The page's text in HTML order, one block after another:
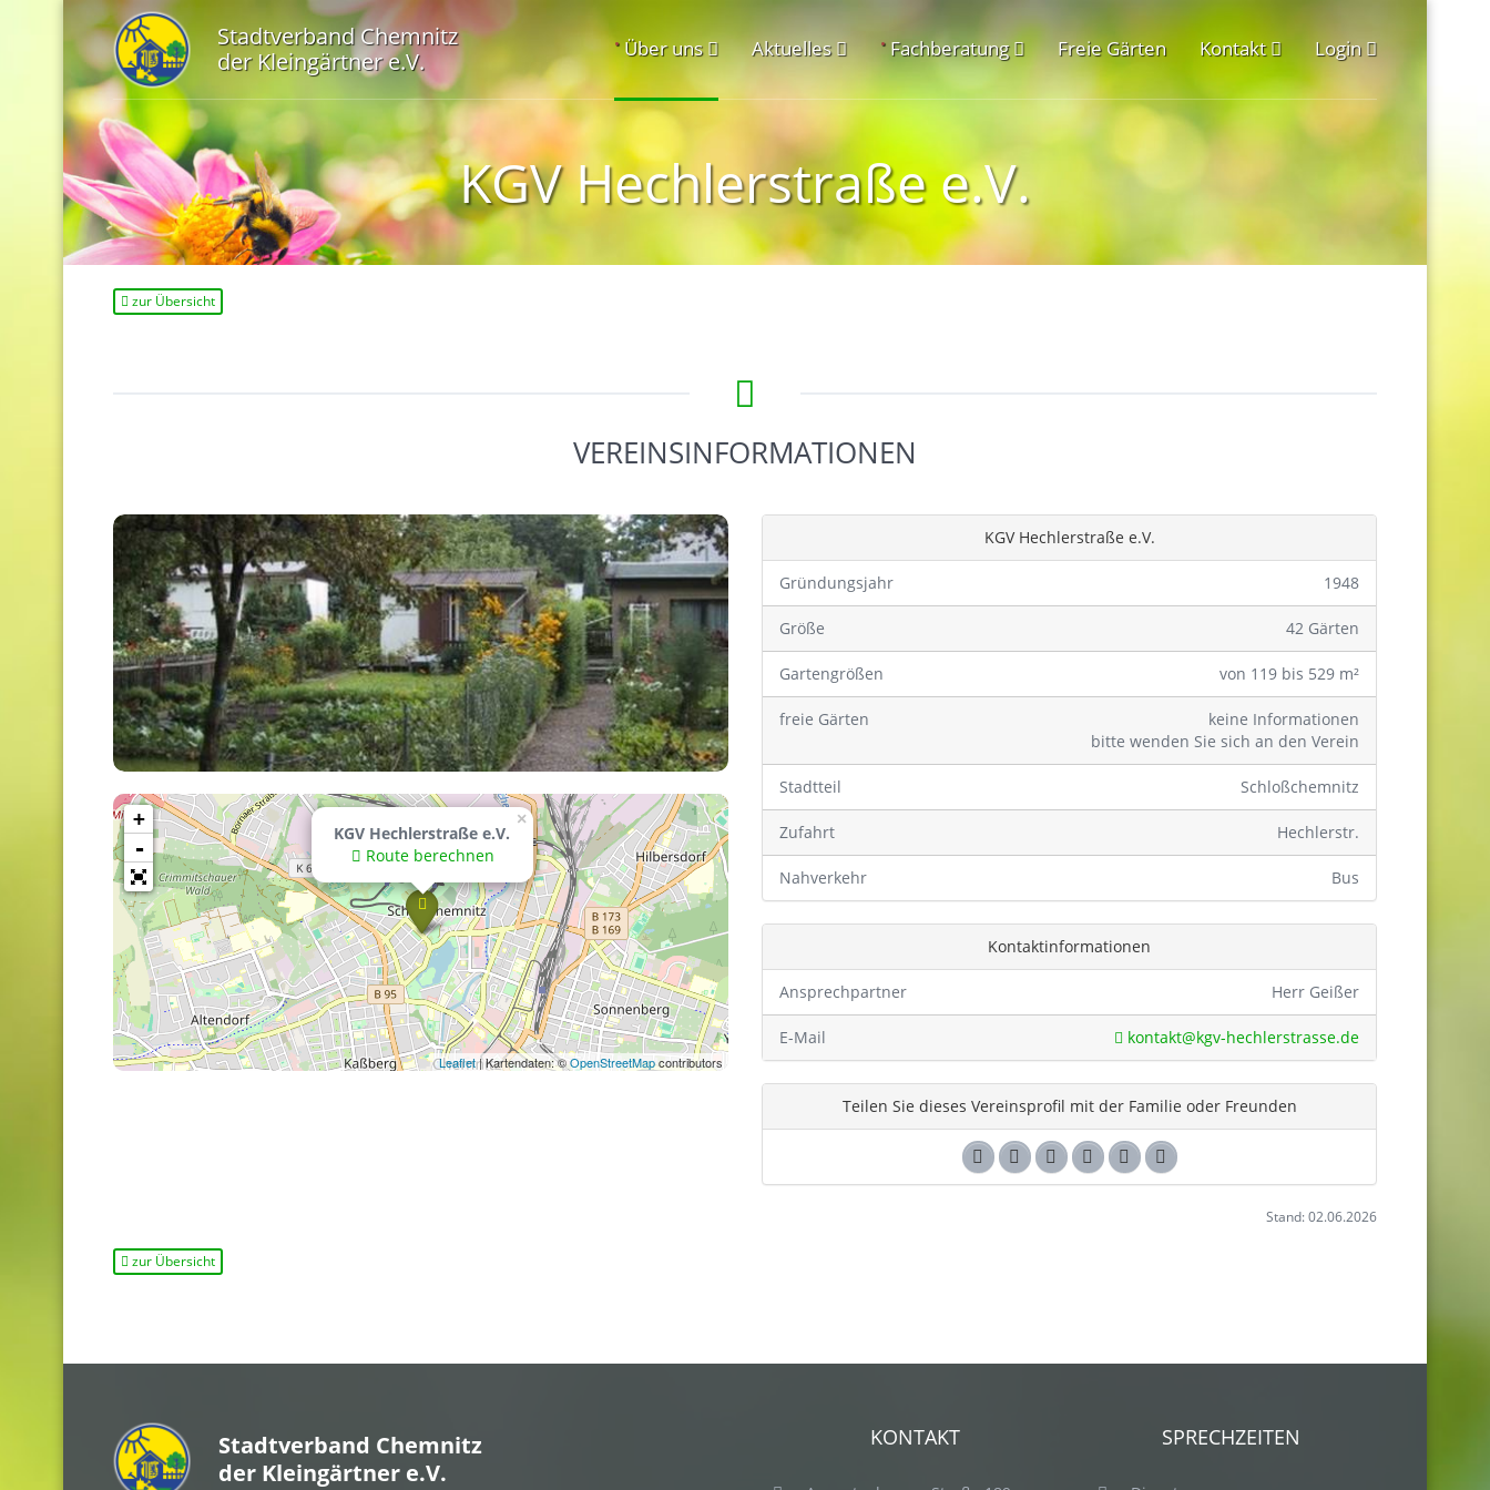
Stadtverband Chemnitz
der Kleingärtner e.V.
•Über uns Aktuelles •Fachberatung Freie Gärten Kontakt Login
KGV Hechlerstraße e.V.
zur Übersicht
VEREINSINFORMATIONEN
×
KGV Hechlerstraße e.V.
Route berechnen
+
-
Leaflet| Kartendaten: ©OpenStreetMapcontributors
KGV Hechlerstraße e.V.
Gründungsjahr 1948
Größe 42 Gärten
Gartengrößen von 119 bis 529 m²
freie Gärten
keine Informationen
bitte wenden Sie sich an den Verein
Stadtteil Schloßchemnitz
Zufahrt Hechlerstr.
Nahverkehr Bus
Kontaktinformationen
Ansprechpartner Herr Geißer
E-Mail kontakt@kgv-hechlerstrasse.de
Teilen Sie dieses Vereinsprofil mit der Familie oder Freunden
Stand: 02.06.2026
zur Übersicht
Stadtverband Chemnitz
der Kleingärtner e.V.
KONTAKT SPRECHZEITEN